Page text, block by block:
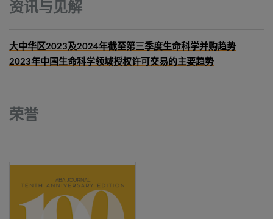
资讯与见解
大中华区2023及2024年截至第三季度生命科学并购趋势
2023年中国生命科学领域授权许可交易的主要趋势
荣誉